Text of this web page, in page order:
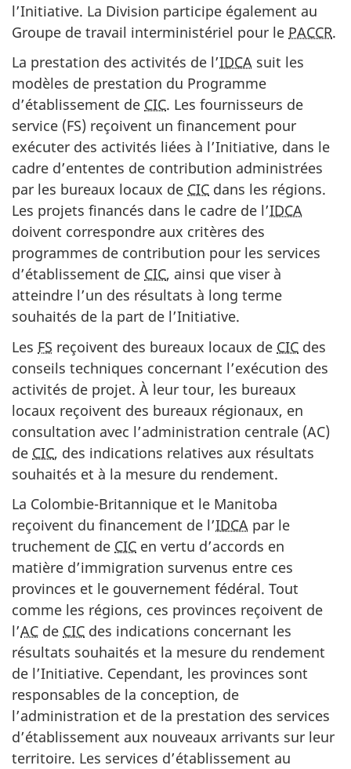
l’Initiative. La Division participe également au
Groupe de travail interministériel pour le PACCR.
La prestation des activités de l’IDCA suit les
modèles de prestation du Programme
d’établissement de CIC. Les fournisseurs de
service (FS) reçoivent un financement pour
exécuter des activités liées à l’Initiative, dans le
cadre d’ententes de contribution administrées
par les bureaux locaux de CIC dans les régions.
Les projets financés dans le cadre de l’IDCA
doivent correspondre aux critères des
programmes de contribution pour les services
d’établissement de CIC, ainsi que viser à
atteindre l’un des résultats à long terme
souhaités de la part de l’Initiative.
Les FS reçoivent des bureaux locaux de CIC des
conseils techniques concernant l’exécution des
activités de projet. À leur tour, les bureaux
locaux reçoivent des bureaux régionaux, en
consultation avec l’administration centrale (AC)
de CIC, des indications relatives aux résultats
souhaités et à la mesure du rendement.
La Colombie-Britannique et le Manitoba
reçoivent du financement de l’IDCA par le
truchement de CIC en vertu d’accords en
matière d’immigration survenus entre ces
provinces et le gouvernement fédéral. Tout
comme les régions, ces provinces reçoivent de
l’AC de CIC des indications concernant les
résultats souhaités et la mesure du rendement
de l’Initiative. Cependant, les provinces sont
responsables de la conception, de
l’administration et de la prestation des services
d’établissement aux nouveaux arrivants sur leur
territoire. Les services d’établissement au